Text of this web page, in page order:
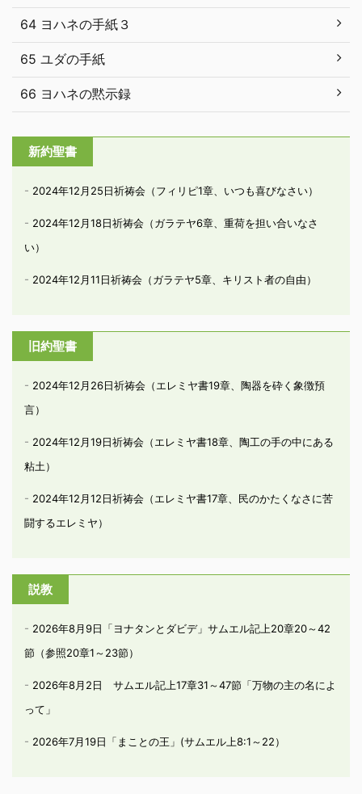
64 ヨハネの手紙３
65 ユダの手紙
66 ヨハネの黙示録
新約聖書
2024年12月25日祈祷会（フィリピ1章、いつも喜びなさい）
2024年12月18日祈祷会（ガラテヤ6章、重荷を担い合いなさ
い）
2024年12月11日祈祷会（ガラテヤ5章、キリスト者の自由）
旧約聖書
2024年12月26日祈祷会（エレミヤ書19章、陶器を砕く象徴預
言）
2024年12月19日祈祷会（エレミヤ書18章、陶工の手の中にある
粘土）
2024年12月12日祈祷会（エレミヤ書17章、民のかたくなさに苦
闘するエレミヤ）
説教
2026年8月9日「ヨナタンとダビデ」サムエル記上20章20～42
節（参照20章1～23節）
2026年8月2日 サムエル記上17章31～47節「万物の主の名によ
って」
2026年7月19日「まことの王」(サムエル上8:1～22）